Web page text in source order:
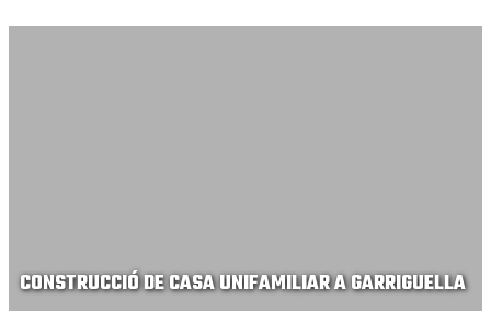
CONSTRUCCIÓ DE CASA UNIFAMILIAR A GARRIGUELLA